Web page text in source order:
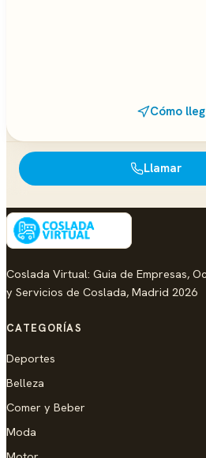
Cómo
Llamar
Coslada Virtual: Guia de Empresas,
y Servicios de Coslada, Madrid 2026
CATEGORÍAS
Deportes
Belleza
Comer y Beber
Moda